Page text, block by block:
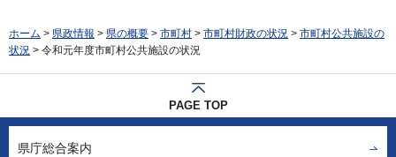
ホーム > 県政情報 > 県の概要 > 市町村 > 市町村財政の状況 > 市町村公共施設の
状況 > 令和元年度市町村公共施設の状況
PAGE TOP
県庁総合案内